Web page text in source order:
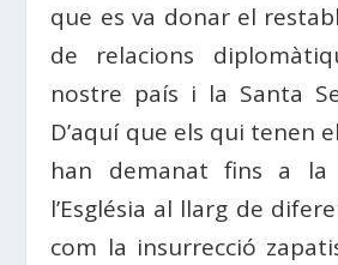
que es va donar el
de relacions
nostre país i la Santa
D’aquí que els qui tenen
han demanat fins a la
l’Església al llarg de
com la insurrecció